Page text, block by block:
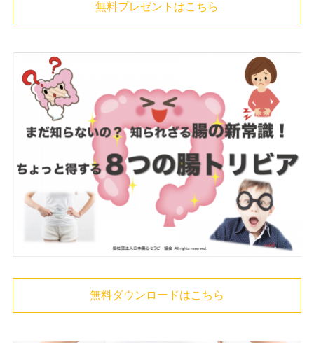
無料プレゼントはこちら
無料ダウンロードはこちら